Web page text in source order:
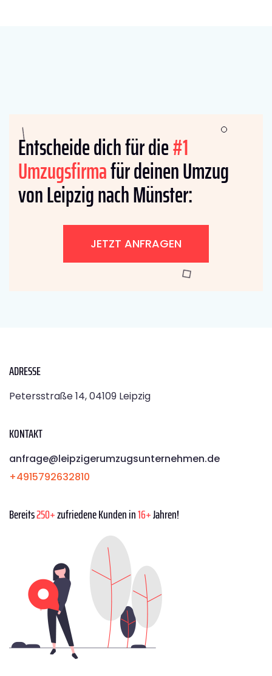
Entscheide dich für die#1
Umzugsfirmafür deinen Umzug
von Leipzig nach Münster:
JETZT ANFRAGEN
ADRESSE
Petersstraße 14, 04109 Leipzig
KONTAKT
anfrage@leipzigerumzugsunternehmen.de
+4915792632810
Bereits250+zufriedene Kunden in16+Jahren!